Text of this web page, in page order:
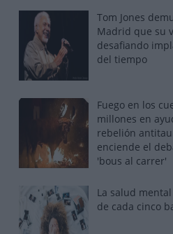
Tom Jones
Madrid que su
desafiando
del tiempo
Fuego en los
millones en
rebelión
enciende el
'bous al carrer'
La salud
de cada cinco